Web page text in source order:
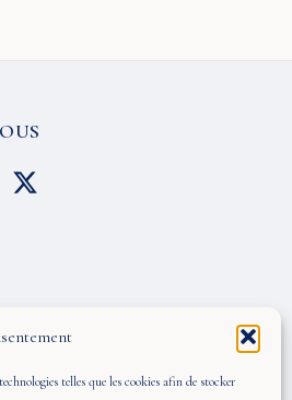
telles que les cookies afin de stocker